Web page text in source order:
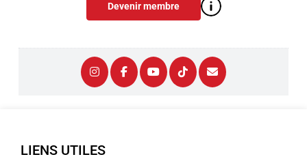
Devenir membre
LIENS UTILES